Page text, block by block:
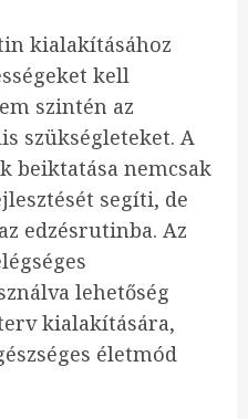
kialakításához
kell
szintén az
szükségleteket. A
beiktatása nemcsak
segíti, de
edzésrutinba. Az
lehetőség
kialakítására,
életmód